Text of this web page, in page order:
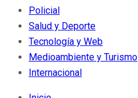
Policial
Salud y Deporte
Tecnología y Web
Medioambiente y Turismo
Internacional